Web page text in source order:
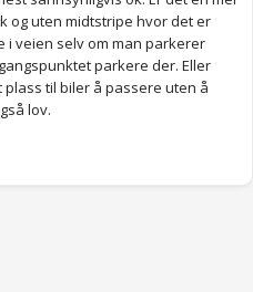
og uten midtstripe hvor det er
i veien selv om man parkerer
parkere der. Eller
til biler å passere uten å
lov.